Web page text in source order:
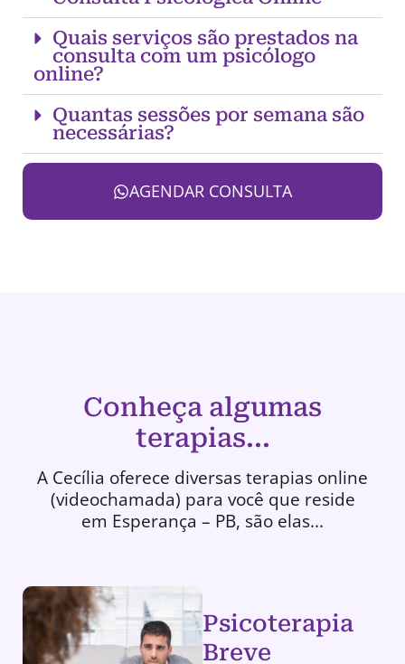
Quais serviços são prestados na
consulta com um psicólogo
online?
Quantas sessões por semana são
necessárias?
AGENDAR CONSULTA
Conheça algumas
terapias...
A Cecília oferece diversas terapias online
(videochamada) para você que reside
em Esperança – PB, são elas...
Psicoterapia
Breve